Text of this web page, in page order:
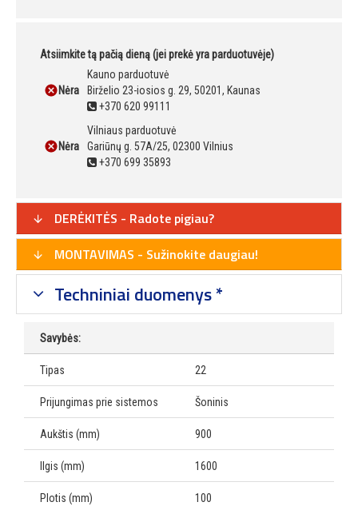
Atsiimkite tą pačią dieną (jei prekė yra parduotuvėje)
Nėra
Kauno parduotuvė
Birželio 23-iosios g. 29, 50201, Kaunas
+370 620 99111
Nėra
Vilniaus parduotuvė
Gariūnų g. 57A/25, 02300 Vilnius
+370 699 35893
DERĖKITĖS - Radote pigiau?
MONTAVIMAS - Sužinokite daugiau!
Techniniai duomenys *
Savybės:
Tipas 22
Prijungimas prie sistemos Šoninis
Aukštis (mm) 900
Ilgis (mm) 1600
Plotis (mm) 100